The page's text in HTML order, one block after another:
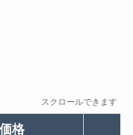
スクロールできます
格